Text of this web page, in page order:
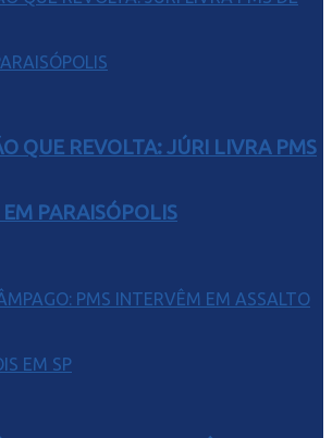
QUE REVOLTA: JÚRI LIVRA PMS
PARAISÓPOLIS